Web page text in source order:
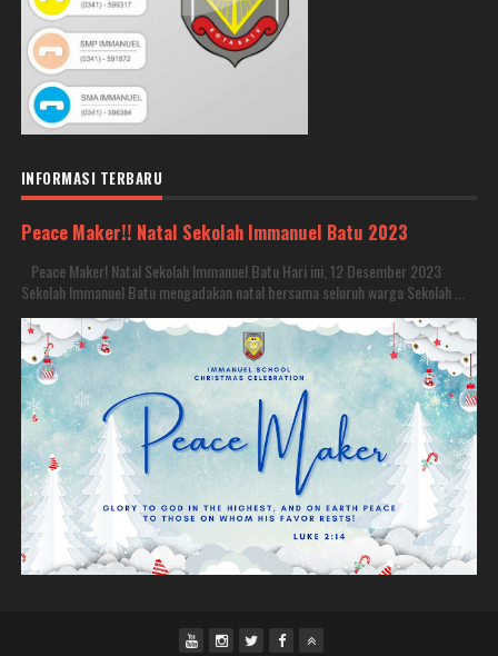
INFORMASI TERBARU
Peace Maker!! Natal Sekolah Immanuel Batu 2023
Peace Maker! Natal Sekolah Immanuel Batu Hari ini, 12 Desember 2023
Sekolah Immanuel Batu mengadakan natal bersama seluruh warga Sekolah ...